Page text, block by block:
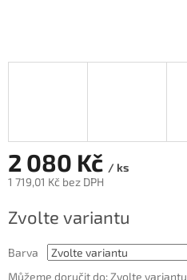
2 080 Kč / ks
1 719,01 Kč bez DPH
cena:
Zvolte variantu
Barva
Můžeme doručit do: Zvolte variantu